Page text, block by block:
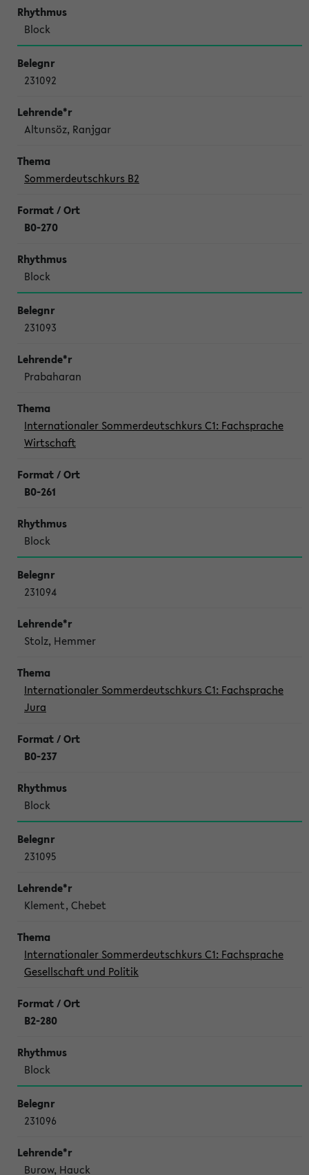
Block
231092
Altunsöz, Ranjgar
Sommerdeutschkurs B2
B0-270
Block
231093
Prabaharan
Internationaler Sommerdeutschkurs C1: Fachsprache
Wirtschaft
B0-261
Block
231094
Stolz, Hemmer
Internationaler Sommerdeutschkurs C1: Fachsprache
Jura
B0-237
Block
231095
Klement, Chebet
Internationaler Sommerdeutschkurs C1: Fachsprache
Gesellschaft und Politik
B2-280
Block
231096
Burow, Hauck